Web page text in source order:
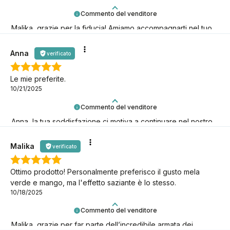
Commento del venditore
Malika, grazie per la fiducia! Amiamo accompagnarti nel tuo
Commento del venditore
Anna, la tua soddisfazione ci motiva a continuare nel nostro
Anna verificato
Le mie preferite.
10/21/2025
Commento del venditore
Malika, grazie per far parte dell’incredibile armata dei
Malika verificato
Ottimo prodotto! Personalmente preferisco il gusto mela
verde e mango, ma l'effetto saziante è lo stesso.
10/18/2025